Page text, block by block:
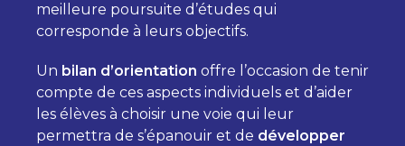
meilleure poursuite d’études qui
corresponde à leurs objectifs.
Un bilan d’orientation offre l’occasion de tenir
compte de ces aspects individuels et d’aider
les élèves à choisir une voie qui leur
permettra de s’épanouir et de développer